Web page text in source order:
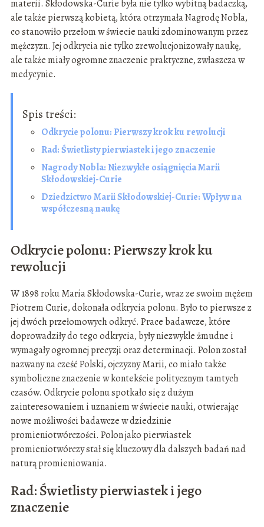
materii. Skłodowska-Curie była nie tylko wybitną badaczką,
ale także pierwszą kobietą, która otrzymała Nagrodę Nobla,
co stanowiło przełom w świecie nauki zdominowanym przez
mężczyzn. Jej odkrycia nie tylko zrewolucjonizowały naukę,
ale także miały ogromne znaczenie praktyczne, zwłaszcza w
medycynie.
Spis treści:
Odkrycie polonu: Pierwszy krok ku rewolucji
Rad: Świetlisty pierwiastek i jego znaczenie
Nagrody Nobla: Niezwykłe osiągnięcia Marii
Skłodowskiej-Curie
Dziedzictwo Marii Skłodowskiej-Curie: Wpływ na
współczesną naukę
Odkrycie polonu: Pierwszy krok ku
rewolucji
W 1898 roku Maria Skłodowska-Curie, wraz ze swoim mężem
Piotrem Curie, dokonała odkrycia polonu. Było to pierwsze z
jej dwóch przełomowych odkryć. Prace badawcze, które
doprowadziły do tego odkrycia, były niezwykle żmudne i
wymagały ogromnej precyzji oraz determinacji. Polon został
nazwany na cześć Polski, ojczyzny Marii, co miało także
symboliczne znaczenie w kontekście politycznym tamtych
czasów. Odkrycie polonu spotkało się z dużym
zainteresowaniem i uznaniem w świecie nauki, otwierając
nowe możliwości badawcze w dziedzinie
promieniotwórczości. Polon jako pierwiastek
promieniotwórczy stał się kluczowy dla dalszych badań nad
naturą promieniowania.
Rad: Świetlisty pierwiastek i jego
znaczenie